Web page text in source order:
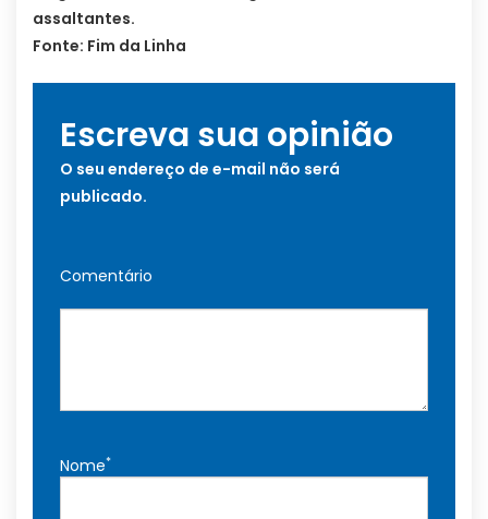
assaltantes.
Fonte: Fim da Linha
Escreva sua opinião
O seu endereço de e-mail não será
publicado.
Comentário
Nome*